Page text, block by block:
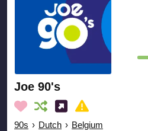
Joe 90's
90s › Dutch › Belgium